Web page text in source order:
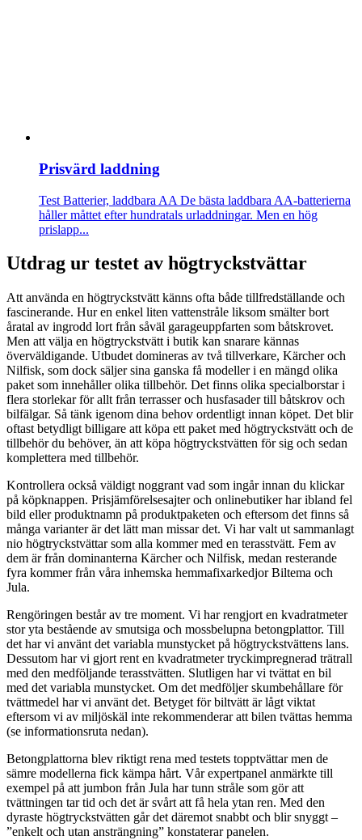
Prisvärd laddning
Test Batterier, laddbara AA De bästa laddbara AA-batterierna
håller måttet efter hundratals urladdningar. Men en hög
prislapp...
Utdrag ur testet av högtryckstvättar
Att använda en högtryckstvätt känns ofta både tillfredställande och
fascinerande. Hur en enkel liten vattenstråle liksom smälter bort
åratal av ingrodd lort från såväl garageuppfarten som båtskrovet.
Men att välja en högtryckstvätt i butik kan snarare kännas
överväldigande. Utbudet domineras av två tillverkare, Kärcher och
Nilfisk, som dock säljer sina ganska få modeller i en mängd olika
paket som innehåller olika tillbehör. Det finns olika specialborstar i
flera storlekar för allt från terrasser och husfasader till båtskrov och
bilfälgar. Så tänk igenom dina behov ordentligt innan köpet. Det blir
oftast betydligt billigare att köpa ett paket med högtryckstvätt och de
tillbehör du behöver, än att köpa högtryckstvätten för sig och sedan
komplettera med tillbehör.
Kontrollera också väldigt noggrant vad som ingår innan du klickar
på köpknappen. Prisjämförelsesajter och onlinebutiker har ibland fel
bild eller produktnamn på produktpaketen och eftersom det finns så
många varianter är det lätt man missar det. Vi har valt ut sammanlagt
nio högtryckstvättar som alla kommer med en terasstvätt. Fem av
dem är från dominanterna Kärcher och Nilfisk, medan resterande
fyra kommer från våra inhemska hemmafixarkedjor Biltema och
Jula.
Rengöringen består av tre moment. Vi har rengjort en kvadratmeter
stor yta bestående av smutsiga och mossbelupna betongplattor. Till
det har vi använt det variabla munstycket på högtryckstvättens lans.
Dessutom har vi gjort rent en kvadratmeter tryckimpregnerad trätrall
med den medföljande terasstvätten. Slutligen har vi tvättat en bil
med det variabla munstycket. Om det medföljer skumbehållare för
tvättmedel har vi använt det. Betyget för biltvätt är lågt viktat
eftersom vi av miljöskäl inte rekommenderar att bilen tvättas hemma
(se informationsruta nedan).
Betongplattorna blev riktigt rena med testets topptvättar men de
sämre modellerna fick kämpa hårt. Vår expertpanel anmärkte till
exempel på att jumbon från Jula har tunn stråle som gör att
tvättningen tar tid och det är svårt att få hela ytan ren. Med den
dyraste högtryckstvätten går det däremot snabbt och blir snyggt –
”enkelt och utan ansträngning” konstaterar panelen.